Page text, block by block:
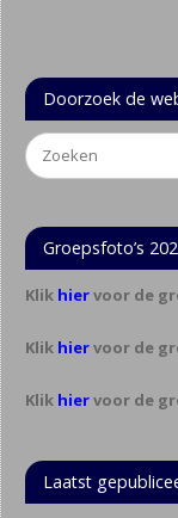
Doorzoek de
Groepsfoto’s
Klik hiervoor de
Klik hiervoor de
Klik hiervoor de
Laatst